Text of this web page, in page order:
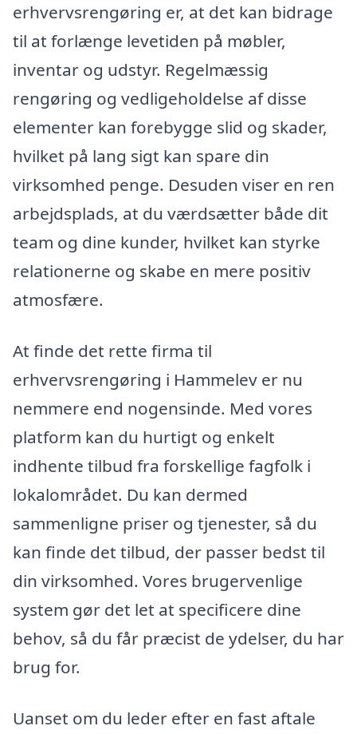
erhvervsrengøring er, at det kan bidrage
til at forlænge levetiden på møbler,
inventar og udstyr. Regelmæssig
rengøring og vedligeholdelse af disse
elementer kan forebygge slid og skader,
hvilket på lang sigt kan spare din
virksomhed penge. Desuden viser en ren
arbejdsplads, at du værdsætter både dit
team og dine kunder, hvilket kan styrke
relationerne og skabe en mere positiv
atmosfære.
At finde det rette firma til
erhvervsrengøring i Hammelev er nu
nemmere end nogensinde. Med vores
platform kan du hurtigt og enkelt
indhente tilbud fra forskellige fagfolk i
lokalområdet. Du kan dermed
sammenligne priser og tjenester, så du
kan finde det tilbud, der passer bedst til
din virksomhed. Vores brugervenlige
system gør det let at specificere dine
behov, så du får præcist de ydelser, du har
brug for.
Uanset om du leder efter en fast aftale